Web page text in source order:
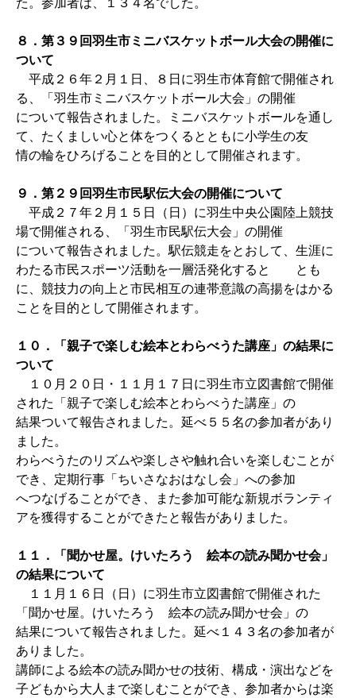
８．第３９回羽生市ミニバスケットボール大会の開催に
ついて
平成２６年２月１日、８日に羽生市体育館で開催され
る、「羽生市ミニバスケットボール大会」の開催
について報告されました。ミニバスケットボールを通し
て、たくましい心と体をつくるとともに小学生の友
情の輪をひろげることを目的として開催されます。
９．第２９回羽生市民駅伝大会の開催について
平成２７年２月１５日（日）に羽生中央公園陸上競技
場で開催される、「羽生市民駅伝大会」の開催
について報告されました。駅伝競走をとおして、生涯に
わたる市民スポーツ活動を一層活発化すると とも
に、競技力の向上と市民相互の連帯意識の高揚をはかる
ことを目的として開催されます。
１０．「親子で楽しむ絵本とわらべうた講座」の結果に
ついて
１０月２０日・１１月１７日に羽生市立図書館で開催
された「親子で楽しむ絵本とわらべうた講座」の
結果ついて報告されました。延べ５５名の参加者があり
ました。
わらべうたのリズムや楽しさや触れ合いを楽しむことが
でき、定期行事「ちいさなおはなし会」への参加
へつなげることができ、また参加可能な新規ボランティ
アを獲得することができたと報告がありました。
１１．「聞かせ屋。けいたろう 絵本の読み聞かせ会」
の結果について
１１月１６日（日）に羽生市立図書館で開催された
「聞かせ屋。けいたろう 絵本の読み聞かせ会」の
結果について報告されました。延べ１４３名の参加者が
ありました。
講師による絵本の読み聞かせの技術、構成・演出などを
子どもから大人まで楽しむことができ、参加者からは楽